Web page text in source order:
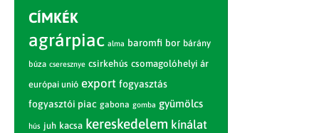
CÍMKÉK
agrárpiac alma baromfi bor bárány
búza cseresznye csirkehús csomagolóhelyi ár
európai unió export fogyasztás
fogyasztói piac gabona gomba gyümölcs
hús juh kacsa kereskedelem kínálat